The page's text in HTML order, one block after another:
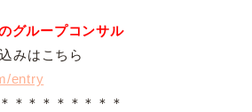
グループコンサル
みはこちら
entry
＊＊＊＊＊＊＊＊